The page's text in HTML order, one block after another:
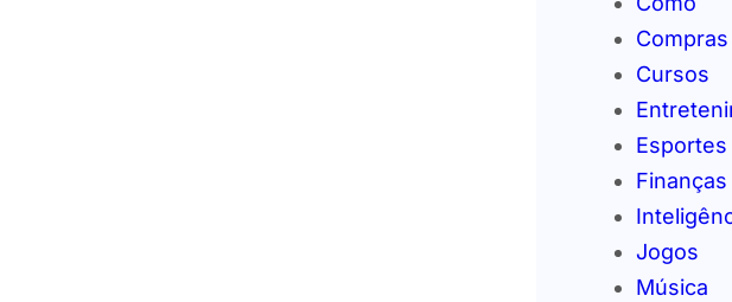
Compras
Cursos
Esportes
Finanças
Jogos
Música